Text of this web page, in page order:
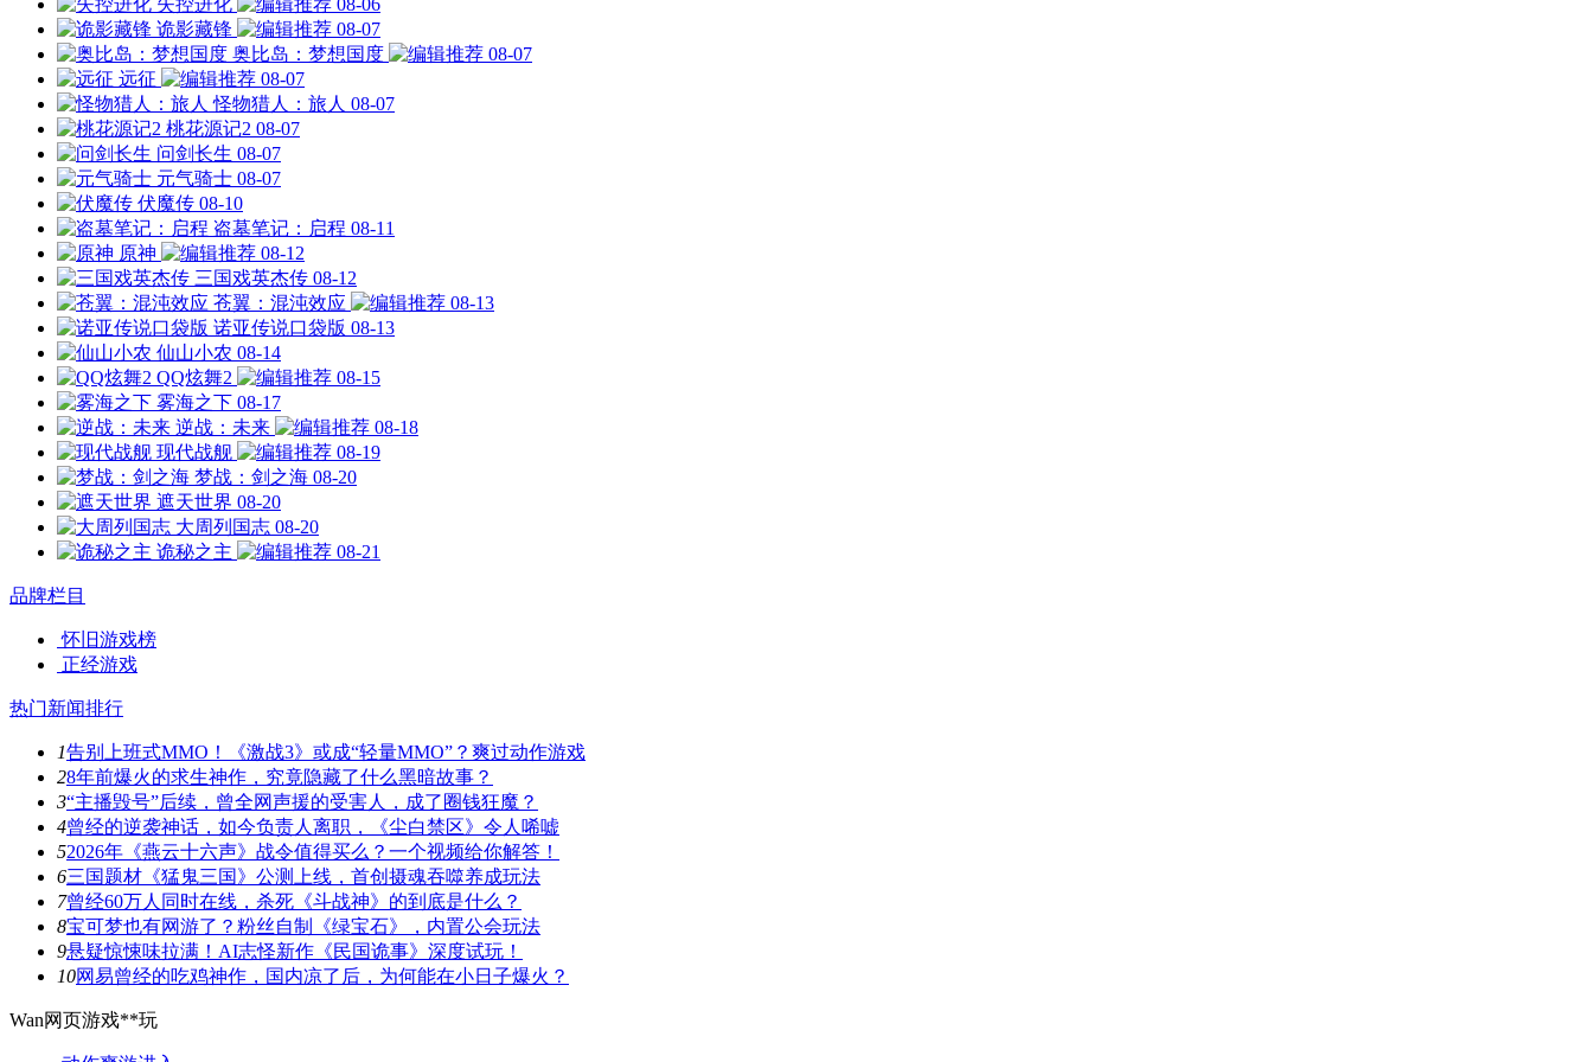
诡影藏锋
08-07
奥比岛：梦想国度
08-07
远征
08-07
怪物猎人：旅人 08-07
桃花源记2 08-07
问剑长生 08-07
元气骑士 08-07
伏魔传 08-10
盗墓笔记：启程 08-11
原神
08-12
三国戏英杰传 08-12
苍翼：混沌效应
08-13
诺亚传说口袋版 08-13
仙山小农 08-14
QQ炫舞2
08-15
雾海之下 08-17
逆战：未来
08-18
现代战舰
08-19
梦战：剑之海 08-20
遮天世界 08-20
大周列国志 08-20
诡秘之主
08-21
品牌栏目
怀旧游戏榜
正经游戏
热门新闻排行
1告别上班式MMO！《激战3》或成“轻量MMO”？爽过动作游戏
28年前爆火的求生神作，究竟隐藏了什么黑暗故事？
3“主播毁号”后续，曾全网声援的受害人，成了圈钱狂魔？
4曾经的逆袭神话，如今负责人离职，《尘白禁区》令人唏嘘
52026年《燕云十六声》战令值得买么？一个视频给你解答！
6三国题材《猛鬼三国》公测上线，首创摄魂吞噬养成玩法
7曾经60万人同时在线，杀死《斗战神》的到底是什么？
8宝可梦也有网游了？粉丝自制《绿宝石》，内置公会玩法
9悬疑惊悚味拉满！AI志怪新作《民国诡事》深度试玩！
10网易曾经的吃鸡神作，国内凉了后，为何能在小日子爆火？
Wan网页游戏**玩